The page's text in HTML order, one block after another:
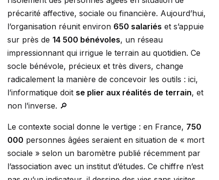
précarité affective, sociale ou financière. Aujourd’hui,
l’organisation réunit environ 650 salariés et s’appuie
sur près de 14 500 bénévoles, un réseau
impressionnant qui irrigue le terrain au quotidien. Ce
socle bénévole, précieux et très divers, change
radicalement la manière de concevoir les outils : ici,
l’informatique doit se plier aux réalités de terrain, et
non l’inverse. 🔎
Le contexte social donne le vertige : en France, 750
000 personnes âgées seraient en situation de « mort
sociale » selon un baromètre publié récemment par
l’association avec un institut d’études. Ce chiffre n’est